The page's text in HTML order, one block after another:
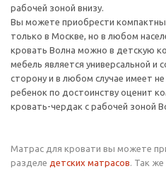
рабочей зоной внизу.
Вы можете приобрести
только в Москве, но в любом
кровать Волна можно в детскую
мебель является универсальной и
сторону и в любом случае имеет
ребенок по достоинству оценит
кровать-чердак с рабочей зоной
Матрас для кровати вы можете
разделе детских матрасов. Так